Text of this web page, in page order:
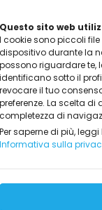
Questo sito web
I cookie sono piccoli
dispositivo durante la
possono riguardare te,
identificano sotto il
revocare il tuo
preferenze. La scelta
completezza di
Per saperne di più,
Informativa sulla
MARCHI